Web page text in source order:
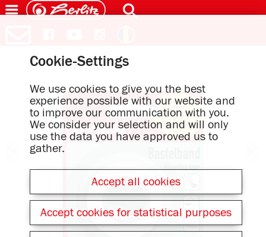
Cookie-Settings
We use cookies to give you the best
experience possible with our website and
to improve our communication with you.
We consider your selection and will only
use the data you have approved us to
gather.
Accept all cookies
Accept cookies for statistical purposes